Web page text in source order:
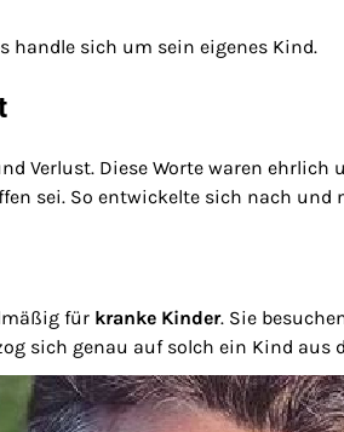
handle sich um sein eigenes Kind.
Verlust. Diese Worte waren ehrlich
sei. So entwickelte sich nach und
für kranke Kinder. Sie
sich genau auf solch ein Kind aus